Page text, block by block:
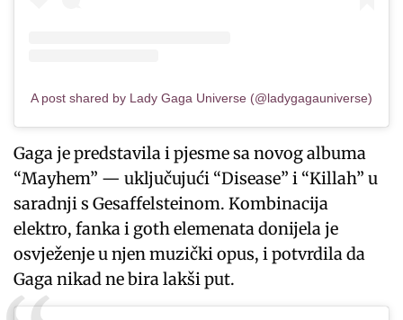
A post shared by Lady Gaga Universe (@ladygagauniverse)
Gaga je predstavila i pjesme sa novog albuma
“Mayhem” — uključujući “Disease” i “Killah” u
saradnji s Gesaffelsteinom. Kombinacija
elektro, fanka i goth elemenata donijela je
osvježenje u njen muzički opus, i potvrdila da
Gaga nikad ne bira lakši put.